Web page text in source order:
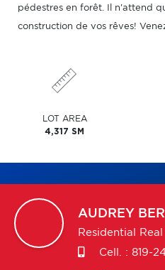
pédestres en forêt. Il n'attend
construction de vos rêves!
LOT AREA
4,317 SM
AUDREY
Residential
Cell. : 819-